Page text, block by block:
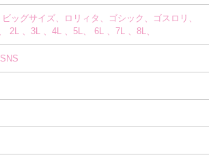
ッグサイズ、ロリィタ、ゴシック、ゴスロリ、
2L 、3L 、4L 、5L、 6L 、7L 、8L、